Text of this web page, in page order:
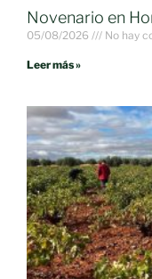
Novenario en
05/08/2026 No hay
Leer más »